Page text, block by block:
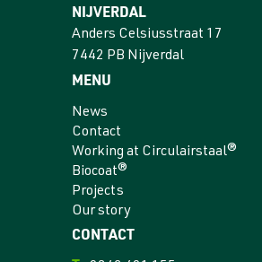
NIJVERDAL
Anders Celsiusstraat 17
7442 PB Nijverdal
MENU
News
Contact
Working at Circulairstaal®
Biocoat®
Projects
Our story
CONTACT